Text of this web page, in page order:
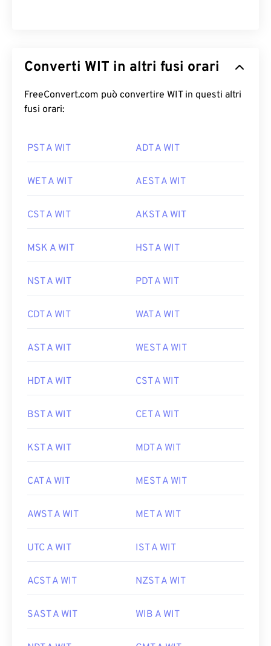
Converti WIT in altri fusi orari
FreeConvert.com può convertire WIT in questi altri
fusi orari:
PST A WIT ADT A WIT
WET A WIT AEST A WIT
CST A WIT AKST A WIT
MSK A WIT HST A WIT
NST A WIT PDT A WIT
CDT A WIT WAT A WIT
AST A WIT WEST A WIT
HDT A WIT CST A WIT
BST A WIT CET A WIT
KST A WIT MDT A WIT
CAT A WIT MEST A WIT
AWST A WIT MET A WIT
UTC A WIT IST A WIT
ACST A WIT NZST A WIT
SAST A WIT WIB A WIT